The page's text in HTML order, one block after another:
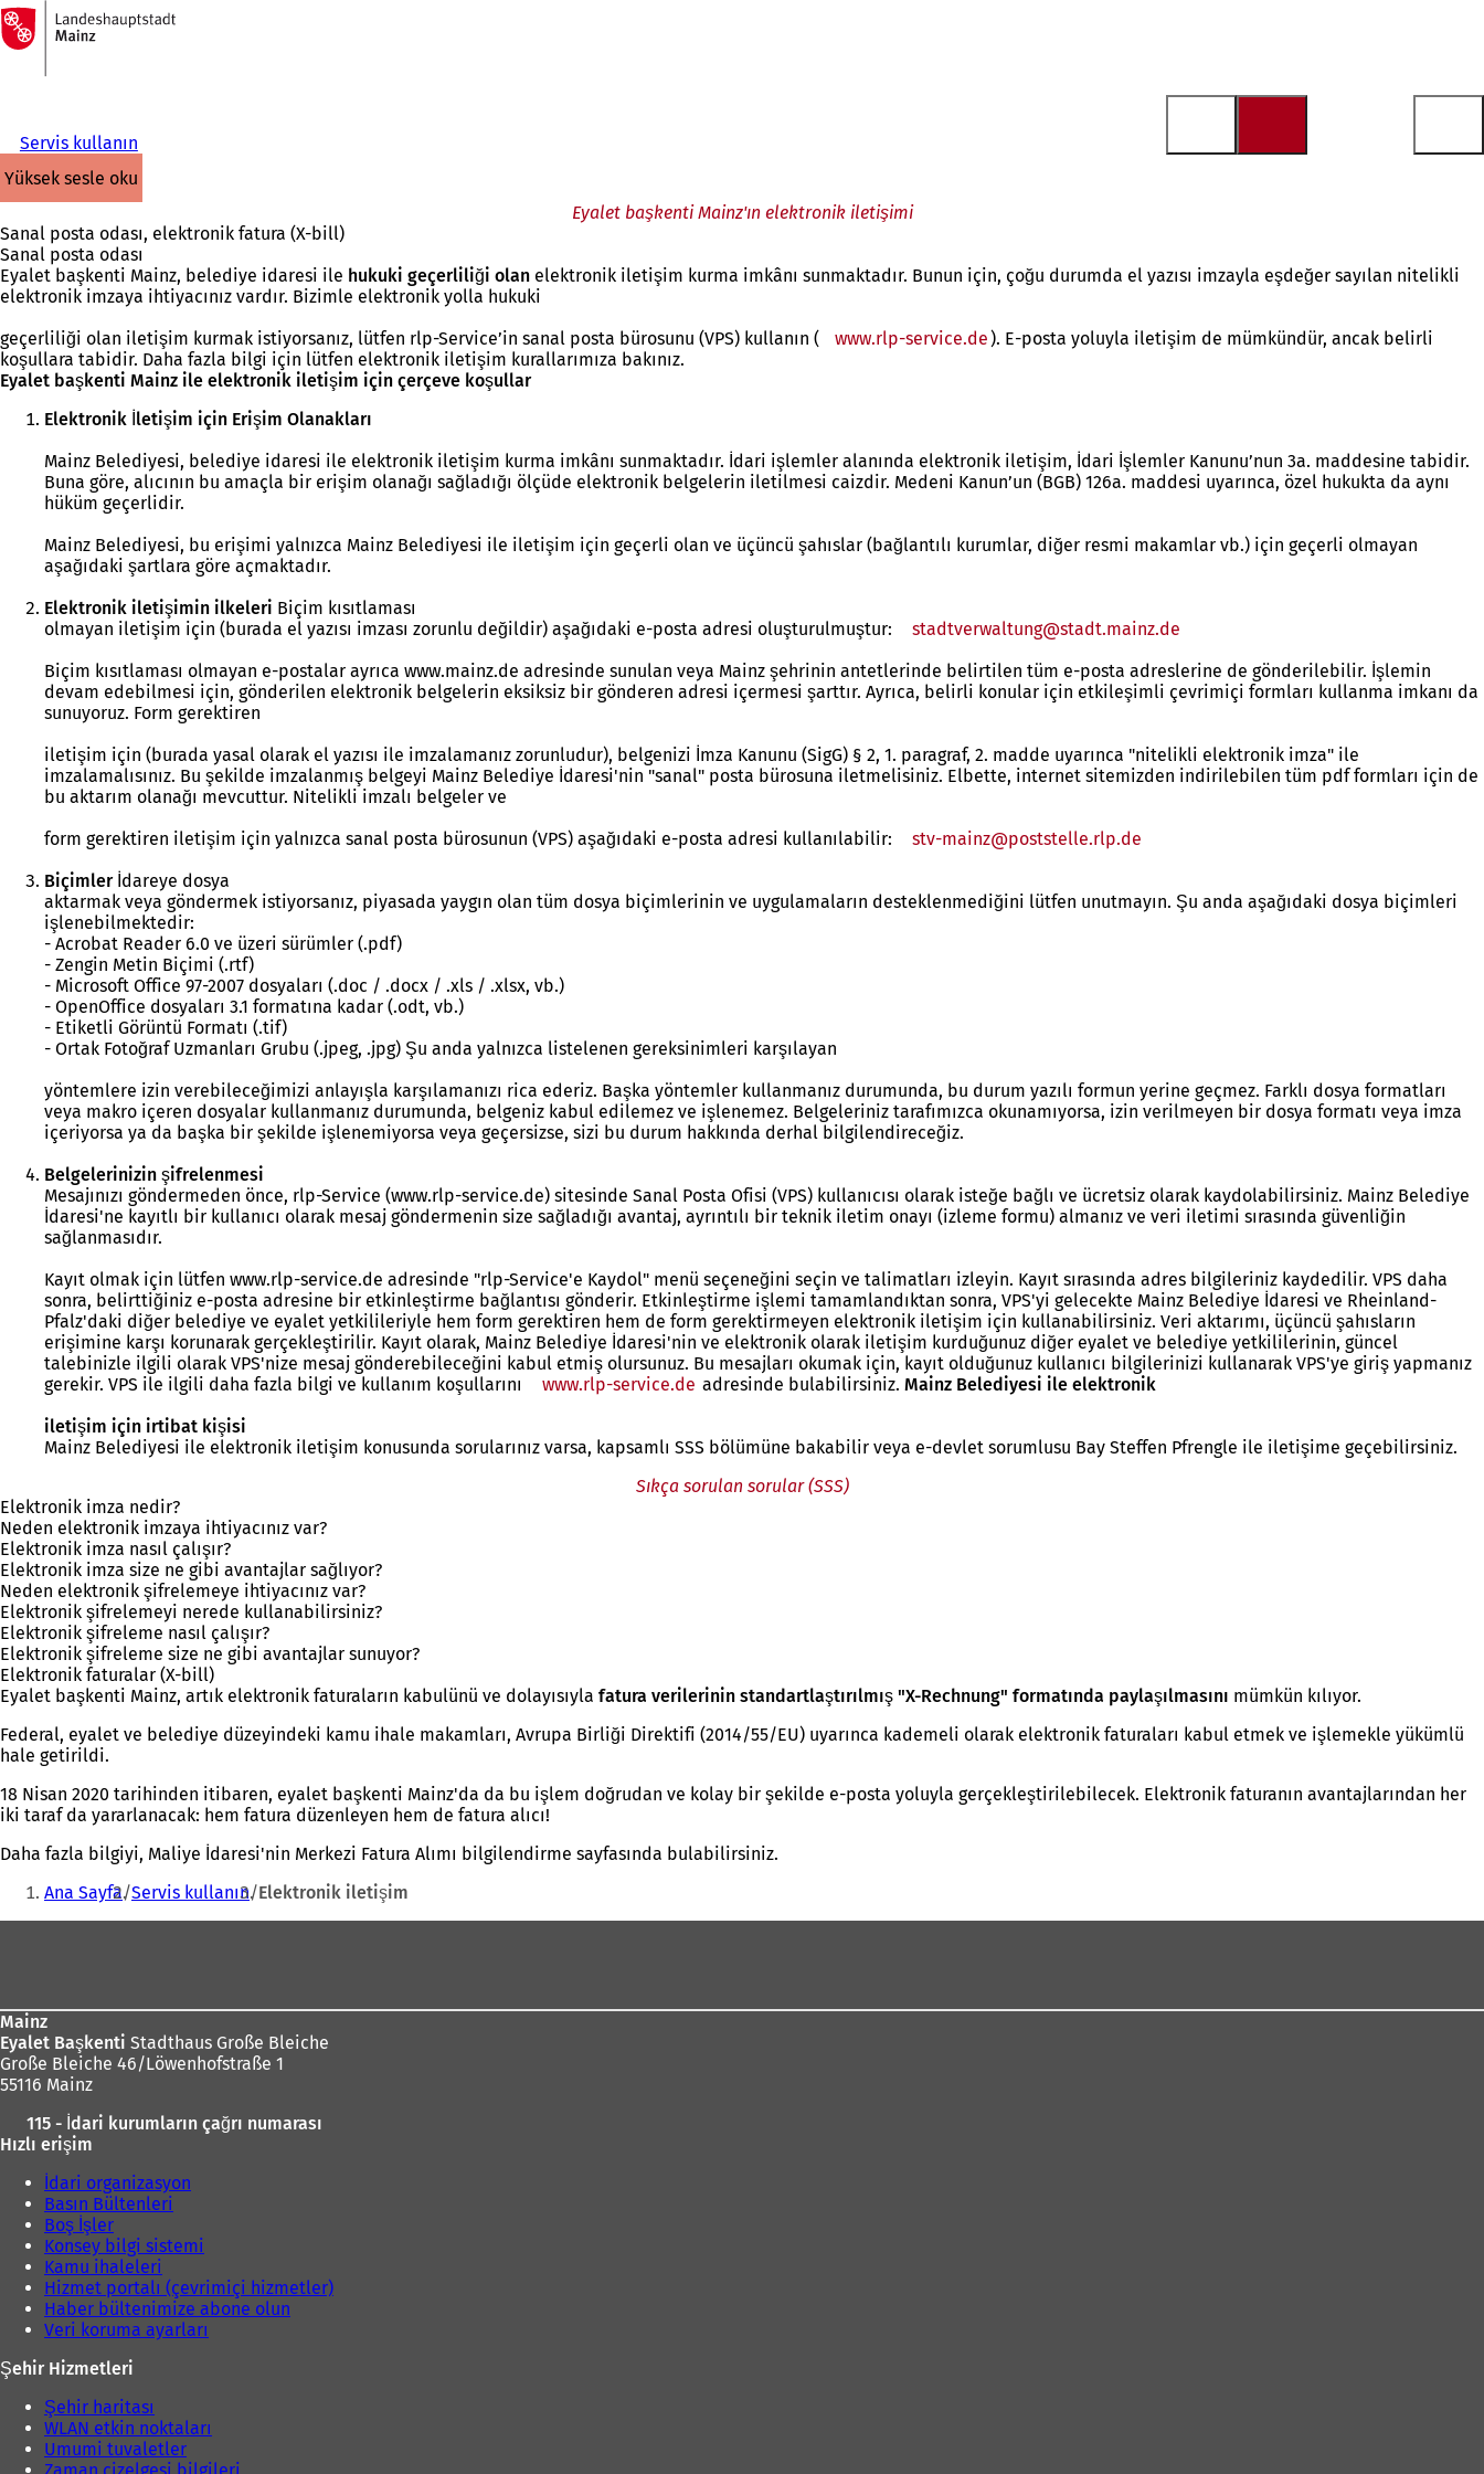
İçeriğe atla
Ana
sayfaya
Servis kullanın
yüksek sesle oku
Eyalet başkenti Mainz'ın elektronik iletişimi
Sanal posta odası, elektronik fatura (X-bill)
Sanal posta odası
Eyalet başkenti Mainz, belediye idaresi ile hukuki geçerliliği olan elektronik iletişim kurma imkânı sunmaktadır. Bunun için, çoğu durumda el yazısı imzayla eşdeğer sayılan nitelikli
elektronik imzaya ihtiyacınız vardır. Bizimle elektronik yolla hukuki
geçerliliği olan iletişim kurmak istiyorsanız, lütfen rlp-Service’in sanal posta bürosunu (VPS) kullanın (
www.rlp-service.de). E-posta yoluyla iletişim de mümkündür, ancak belirli
koşullara tabidir. Daha fazla bilgi için lütfen elektronik iletişim kurallarımıza bakınız.
Eyalet başkenti Mainz ile elektronik iletişim için çerçeve koşullar
Elektronik İletişim için Erişim Olanakları
Mainz Belediyesi, belediye idaresi ile elektronik iletişim kurma imkânı sunmaktadır. İdari işlemler alanında elektronik iletişim, İdari İşlemler Kanunu’nun 3a. maddesine tabidir.
Buna göre, alıcının bu amaçla bir erişim olanağı sağladığı ölçüde elektronik belgelerin iletilmesi caizdir. Medeni Kanun’un (BGB) 126a. maddesi uyarınca, özel hukukta da aynı
hüküm geçerlidir.
Mainz Belediyesi, bu erişimi yalnızca Mainz Belediyesi ile iletişim için geçerli olan ve üçüncü şahıslar (bağlantılı kurumlar, diğer resmi makamlar vb.) için geçerli olmayan
aşağıdaki şartlara göre açmaktadır.
Elektronik iletişimin ilkeleri Biçim kısıtlaması
olmayan iletişim için (burada el yazısı imzası zorunlu değildir) aşağıdaki e-posta adresi oluşturulmuştur:
stadtverwaltung stadt.mainz de
Biçim kısıtlaması olmayan e-postalar ayrıca www.mainz.de adresinde sunulan veya Mainz şehrinin antetlerinde belirtilen tüm e-posta adreslerine de gönderilebilir. İşlemin
devam edebilmesi için, gönderilen elektronik belgelerin eksiksiz bir gönderen adresi içermesi şarttır. Ayrıca, belirli konular için etkileşimli çevrimiçi formları kullanma imkanı da
sunuyoruz. Form gerektiren
iletişim için (burada yasal olarak el yazısı ile imzalamanız zorunludur), belgenizi İmza Kanunu (SigG) § 2, 1. paragraf, 2. madde uyarınca "nitelikli elektronik imza" ile
imzalamalısınız. Bu şekilde imzalanmış belgeyi Mainz Belediye İdaresi'nin "sanal" posta bürosuna iletmelisiniz. Elbette, internet sitemizden indirilebilen tüm pdf formları için de
bu aktarım olanağı mevcuttur. Nitelikli imzalı belgeler ve
form gerektiren iletişim için yalnızca sanal posta bürosunun (VPS) aşağıdaki e-posta adresi kullanılabilir:
stv-mainz poststelle.rlp de
Biçimlerİdareye dosya
aktarmak veya göndermek istiyorsanız, piyasada yaygın olan tüm dosya biçimlerinin ve uygulamaların desteklenmediğini lütfen unutmayın. Şu anda aşağıdaki dosya biçimleri
işlenebilmektedir:
- Acrobat Reader 6.0 ve üzeri sürümler (.pdf)
- Zengin Metin Biçimi (.rtf)
- Microsoft Office 97-2007 dosyaları (.doc / .docx / .xls / .xlsx, vb.)
- OpenOffice dosyaları 3.1 formatına kadar (.odt, vb.)
- Etiketli Görüntü Formatı (.tif)
- Ortak Fotoğraf Uzmanları Grubu (.jpeg, .jpg) Şu anda yalnızca listelenen gereksinimleri karşılayan
yöntemlere izin verebileceğimizi anlayışla karşılamanızı rica ederiz. Başka yöntemler kullanmanız durumunda, bu durum yazılı formun yerine geçmez. Farklı dosya formatları
veya makro içeren dosyalar kullanmanız durumunda, belgeniz kabul edilemez ve işlenemez. Belgeleriniz tarafımızca okunamıyorsa, izin verilmeyen bir dosya formatı veya imza
içeriyorsa ya da başka bir şekilde işlenemiyorsa veya geçersizse, sizi bu durum hakkında derhal bilgilendireceğiz.
Belgelerinizin şifrelenmesi
Mesajınızı göndermeden önce, rlp-Service (www.rlp-service.de) sitesinde Sanal Posta Ofisi (VPS) kullanıcısı olarak isteğe bağlı ve ücretsiz olarak kaydolabilirsiniz. Mainz Belediye
İdaresi'ne kayıtlı bir kullanıcı olarak mesaj göndermenin size sağladığı avantaj, ayrıntılı bir teknik iletim onayı (izleme formu) almanız ve veri iletimi sırasında güvenliğin
sağlanmasıdır.
Kayıt olmak için lütfen www.rlp-service.de adresinde "rlp-Service'e Kaydol" menü seçeneğini seçin ve talimatları izleyin. Kayıt sırasında adres bilgileriniz kaydedilir. VPS daha
sonra, belirttiğiniz e-posta adresine bir etkinleştirme bağlantısı gönderir. Etkinleştirme işlemi tamamlandıktan sonra, VPS'yi gelecekte Mainz Belediye İdaresi ve Rheinland-
Pfalz'daki diğer belediye ve eyalet yetkilileriyle hem form gerektiren hem de form gerektirmeyen elektronik iletişim için kullanabilirsiniz. Veri aktarımı, üçüncü şahısların
erişimine karşı korunarak gerçekleştirilir. Kayıt olarak, Mainz Belediye İdaresi'nin ve elektronik olarak iletişim kurduğunuz diğer eyalet ve belediye yetkililerinin, güncel
talebinizle ilgili olarak VPS'nize mesaj gönderebileceğini kabul etmiş olursunuz. Bu mesajları okumak için, kayıt olduğunuz kullanıcı bilgilerinizi kullanarak VPS'ye giriş yapmanız
gerekir. VPS ile ilgili daha fazla bilgi ve kullanım koşullarını
www.rlp-service.de adresinde bulabilirsiniz. Mainz Belediyesi ile elektronik
iletişim için irtibat kişisi
Mainz Belediyesi ile elektronik iletişim konusunda sorularınız varsa, kapsamlı SSS bölümüne bakabilir veya e-devlet sorumlusu Bay Steffen Pfrengle ile iletişime geçebilirsiniz.
Sıkça sorulan sorular (SSS)
Elektronik imza nedir?
Neden elektronik imzaya ihtiyacınız var?
Elektronik imza nasıl çalışır?
Elektronik imza size ne gibi avantajlar sağlıyor?
Neden elektronik şifrelemeye ihtiyacınız var?
Elektronik şifrelemeyi nerede kullanabilirsiniz?
Elektronik şifreleme nasıl çalışır?
Elektronik şifreleme size ne gibi avantajlar sunuyor?
Elektronik faturalar (X-bill)
Eyalet başkenti Mainz, artık elektronik faturaların kabulünü ve dolayısıyla fatura verilerinin standartlaştırılmış "X-Rechnung" formatında paylaşılmasını mümkün kılıyor.
Federal, eyalet ve belediye düzeyindeki kamu ihale makamları, Avrupa Birliği Direktifi (2014/55/EU) uyarınca kademeli olarak elektronik faturaları kabul etmek ve işlemekle yükümlü
hale getirildi.
18 Nisan 2020 tarihinden itibaren, eyalet başkenti Mainz'da da bu işlem doğrudan ve kolay bir şekilde e-posta yoluyla gerçekleştirilebilecek. Elektronik faturanın avantajlarından her
iki taraf da yararlanacak: hem fatura düzenleyen hem de fatura alıcı!
Daha fazla bilgiyi, Maliye İdaresi'nin Merkezi Fatura Alımı bilgilendirme sayfasında bulabilirsiniz.
Buradasınız:
Ana Sayfa Servis kullanın Elektronik iletişim
Mainz
Eyalet Başkenti Stadthaus Große Bleiche
Große Bleiche 46/Löwenhofstraße 1
55116 Mainz
115 - İdari kurumların çağrı numarası
Hızlı erişim
İdari organizasyon
Basın Bültenleri
Boş İşler
Konsey bilgi sistemi
Kamu ihaleleri
Hizmet portalı (çevrimiçi hizmetler)
Haber bültenimize abone olun
Veri koruma ayarları
Şehir Hizmetleri
Şehir haritası
WLAN etkin noktaları
Umumi tuvaletler